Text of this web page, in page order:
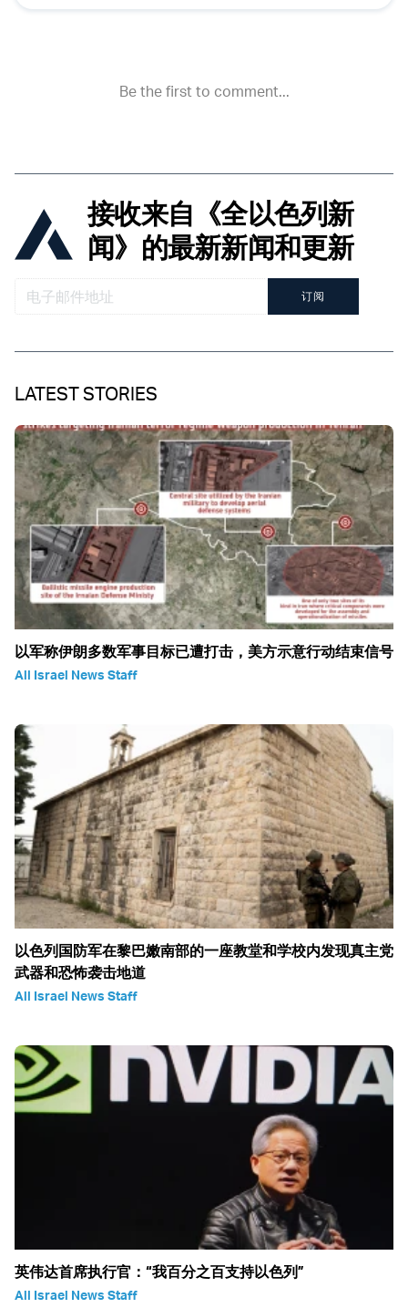
接收来自《全以色列新
闻》的最新新闻和更新
订阅
LATEST STORIES
以军称伊朗多数军事目标已遭打击，美方示意行动结束信号
All Israel News Staff
以色列国防军在黎巴嫩南部的一座教堂和学校内发现真主党
武器和恐怖袭击地道
All Israel News Staff
英伟达首席执行官：“我百分之百支持以色列”
All Israel News Staff